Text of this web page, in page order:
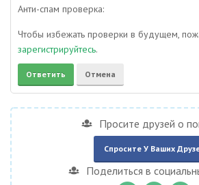
Анти-спам проверка:
Чтобы избежать проверки в будущем,
зарегистрируйтесь.
Просите друзей о
Спросите У Ваших
Поделиться в